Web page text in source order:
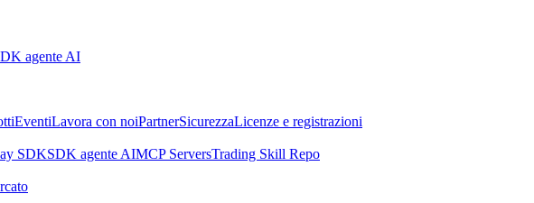
agente AI
EventiLavora con noiPartnerSicurezzaLicenze e registrazioni
SDKSDK agente AIMCP ServersTrading Skill Repo